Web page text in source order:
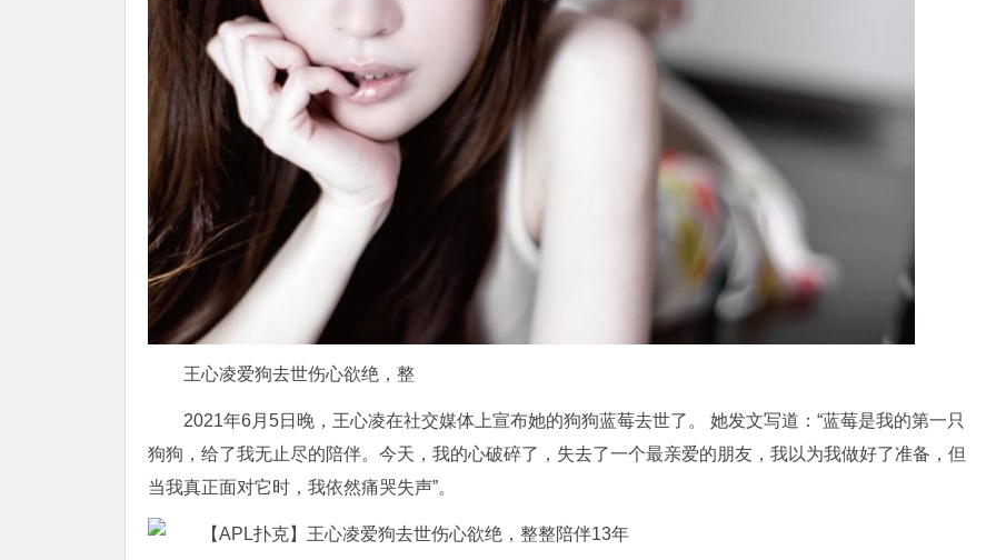
王心凌爱狗去世伤心欲绝，整
2021年6月5日晚，王心凌在社交媒体上宣布她的狗狗蓝莓去世了。 她发文写道：“蓝莓是我的第一只
狗狗，给了我无止尽的陪伴。今天，我的心破碎了，失去了一个最亲爱的朋友，我以为我做好了准备，但
当我真正面对它时，我依然痛哭失声”。